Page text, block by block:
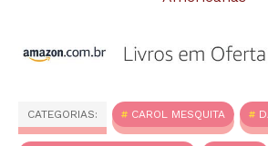
CATEGORIAS: CAROL MESQUITA